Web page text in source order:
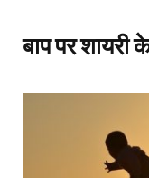
बाप पर